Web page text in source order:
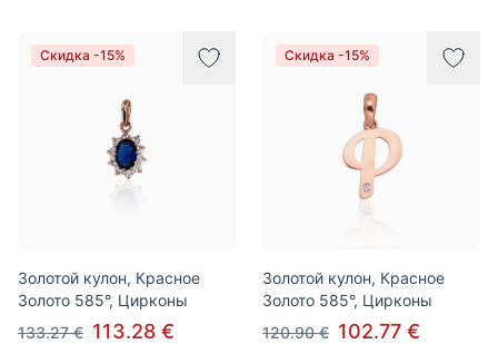
Скидка -15%
Золотой кулон, Красное
Золото 585°, Цирконы
133.27 € 113.28 €
Скидка -15%
Золотой кулон, Красное
Золото 585°, Цирконы
120.90 € 102.77 €